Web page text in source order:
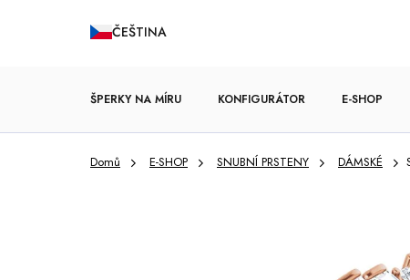
ČEŠTINA
ŠPERKY NA MÍRU KONFIGURÁTOR E-SHOP
ZÁSNUBNÍ PRSTENY
Domů E-SHOP SNUBNÍ PRSTENY DÁMSKÉ